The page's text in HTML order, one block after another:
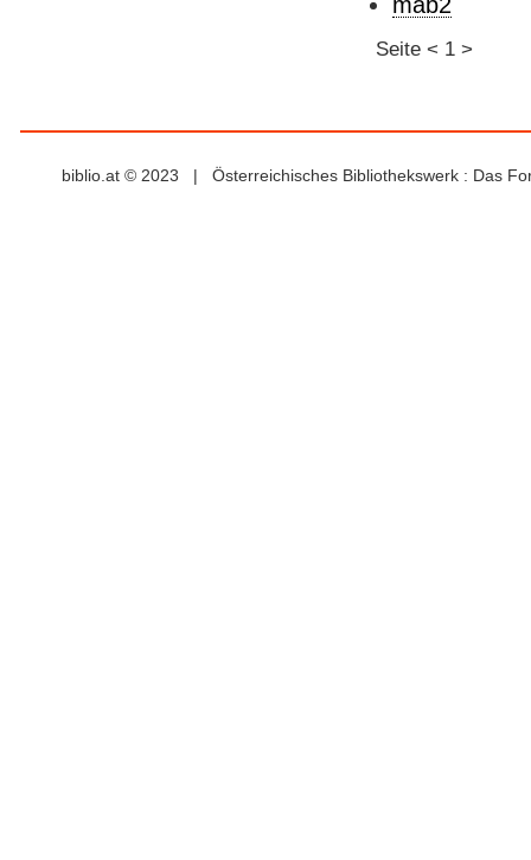
Seite < 1 >
biblio.at © 2023 | Österreichisches Bibliothekswerk : Das